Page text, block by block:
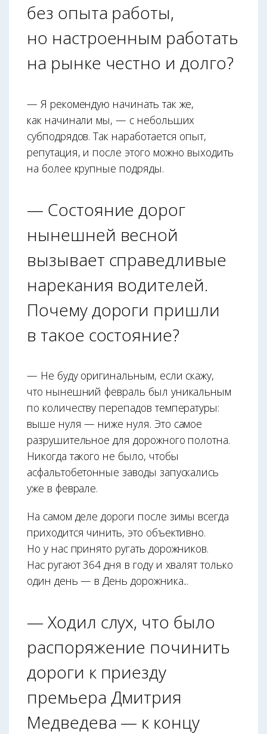
без опыта работы,
но настроенным работать
на рынке честно и долго?
— Я рекомендую начинать так же,
как начинали мы, — с небольших
субподрядов. Так наработается опыт,
репутация, и после этого можно выходить
на более крупные подряды.
— Состояние дорог
нынешней весной
вызывает справедливые
нарекания водителей.
Почему дороги пришли
в такое состояние?
— Не буду оригинальным, если скажу,
что нынешний февраль был уникальным
по количеству перепадов температуры:
выше нуля — ниже нуля. Это самое
разрушительное для дорожного полотна.
Никогда такого не было, чтобы
асфальтобетонные заводы запускались
уже в феврале.
На самом деле дороги после зимы всегда
приходится чинить, это объективно.
Но у нас принято ругать дорожников.
Нас ругают 364 дня в году и хвалят только
один день — в День дорожника...
— Ходил слух, что было
распоряжение починить
дороги к приезду
премьера Дмитрия
Медведева — к концу